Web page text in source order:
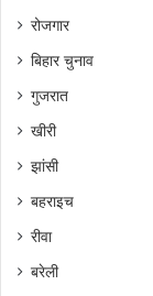
रोजगार
बिहार चुनाव
गुजरात
खीरी
झांसी
बहराइच
रीवा
बरेली